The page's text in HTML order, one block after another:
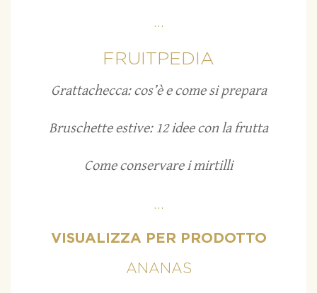
...
FRUITPEDIA
Grattachecca: cos’è e come si prepara
Bruschette estive: 12 idee con la frutta
Come conservare i mirtilli
...
VISUALIZZA PER PRODOTTO
ANANAS